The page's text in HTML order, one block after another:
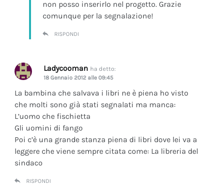
non posso inserirlo nel progetto. Grazie
comunque per la segnalazione!
RISPONDI
Ladycooman ha detto:
18 Gennaio 2012 alle 09:45
La bambina che salvava i libri ne è piena ho visto
che molti sono già stati segnalati ma manca:
L’uomo che fischietta
Gli uomini di fango
Poi c’è una grande stanza piena di libri dove lei va a
leggere che viene sempre citata come: La libreria del
sindaco
RISPONDI